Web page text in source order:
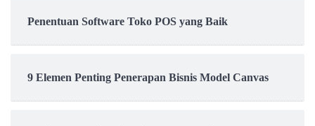
Penentuan Software Toko POS yang Baik
9 Elemen Penting Penerapan Bisnis Model Canvas